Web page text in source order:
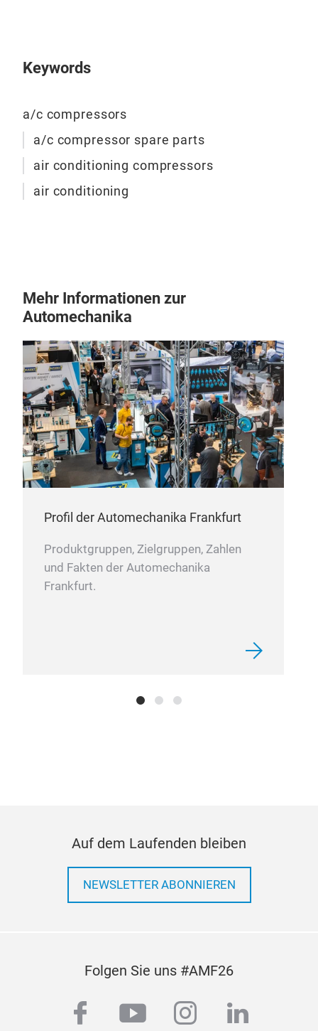
Keywords
a/c compressors
a/c compressor spare parts
air conditioning compressors
air conditioning
Mehr Informationen zur
Automechanika
Profil der Automechanika Frankfurt
Produktgruppen, Zielgruppen, Zahlen
und Fakten der Automechanika
Frankfurt.
Auf dem Laufenden bleiben
NEWSLETTER ABONNIEREN
Folgen Sie uns #AMF26
facebook
youtubeinstagram
linkedin